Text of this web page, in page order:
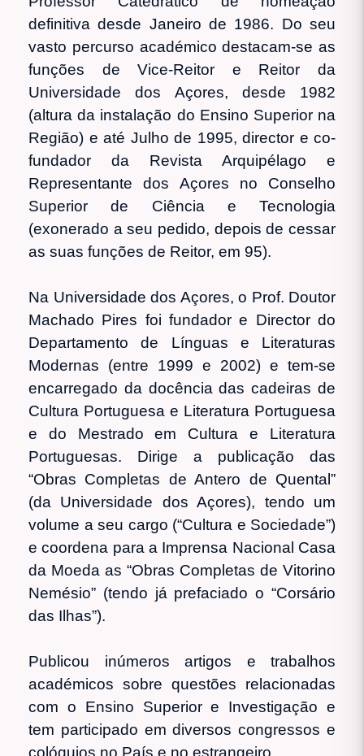
definitiva desde Janeiro de 1986. Do seu
vasto percurso académico destacam-se as
funções de Vice-Reitor e Reitor da
Universidade dos Açores, desde 1982
(altura da instalação do Ensino Superior na
Região) e até Julho de 1995, director e co-
fundador da Revista Arquipélago e
Representante dos Açores no Conselho
Superior de Ciência e Tecnologia
(exonerado a seu pedido, depois de cessar
as suas funções de Reitor, em 95).
Na Universidade dos Açores, o Prof. Doutor
Machado Pires foi fundador e Director do
Departamento de Línguas e Literaturas
Modernas (entre 1999 e 2002) e tem-se
encarregado da docência das cadeiras de
Cultura Portuguesa e Literatura Portuguesa
e do Mestrado em Cultura e Literatura
Portuguesas. Dirige a publicação das
“Obras Completas de Antero de Quental”
(da Universidade dos Açores), tendo um
volume a seu cargo (“Cultura e Sociedade”)
e coordena para a Imprensa Nacional Casa
da Moeda as “Obras Completas de Vitorino
Nemésio” (tendo já prefaciado o “Corsário
das Ilhas”).
Publicou inúmeros artigos e trabalhos
académicos sobre questões relacionadas
com o Ensino Superior e Investigação e
tem participado em diversos congressos e
colóquios no País e no estrangeiro.